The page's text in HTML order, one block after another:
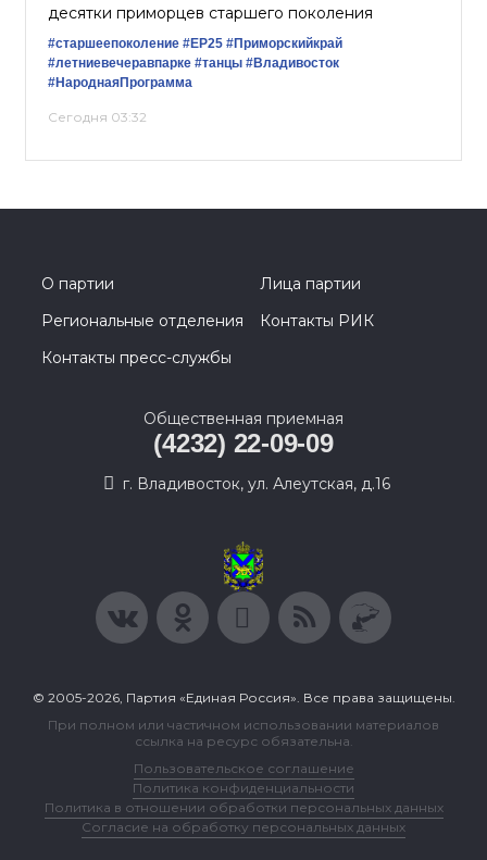
десятки приморцев старшего поколения
#старшеепоколение #ЕР25 #Приморскийкрай
#летниевечеравпарке #танцы #Владивосток
#НароднаяПрограмма
Сегодня 03:32
О партии
Лица партии
Региональные отделения
Контакты РИК
Контакты пресс-службы
Общественная приемная
(4232) 22-09-09
г. Владивосток, ул. Алеутская, д.16
© 2005-2026, Партия «Единая Россия». Все права защищены.
При полном или частичном использовании материалов
ссылка на ресурс обязательна.
Пользовательское соглашение
Политика конфиденциальности
Политика в отношении обработки персональных данных
Согласие на обработку персональных данных